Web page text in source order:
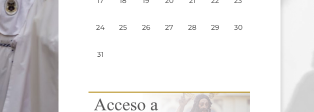
24 25 26 27 28 29 30
31